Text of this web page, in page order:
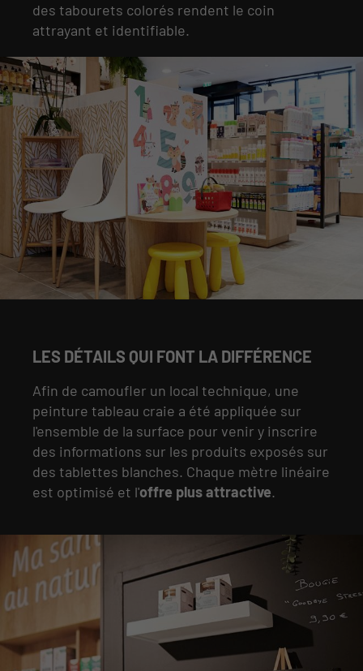
des tabourets colorés rendent le coin
attrayant et identifiable.
LES DÉTAILS QUI FONT LA DIFFÉRENCE
Afin de camoufler un local technique, une
peinture tableau craie a été appliquée sur
l'ensemble de la surface pour venir y inscrire
des informations sur les produits exposés sur
des tablettes blanches. Chaque mètre linéaire
est optimisé et l'offre plus attractive.